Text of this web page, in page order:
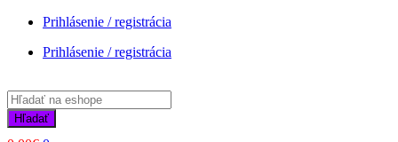
Prihlásenie / registrácia
Prihlásenie / registrácia
Products
search
Hľadať